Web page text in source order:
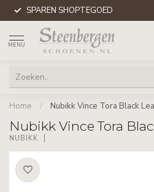
SPAREN SHOPTEGOED
MENU
Home / Nubikk Vince Tora Black
Nubikk Vince Tora
NUBIKK